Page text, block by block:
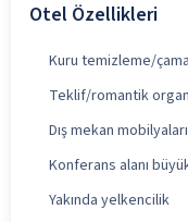
Otel Özellikleri
Kuru temizleme/
Teklif/romantik
Dış mekan mobilyaları
Konferans alanı
Yakında yelkencilik